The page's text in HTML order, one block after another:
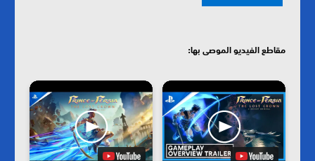
مقاطع الفيديو الموصى بها: